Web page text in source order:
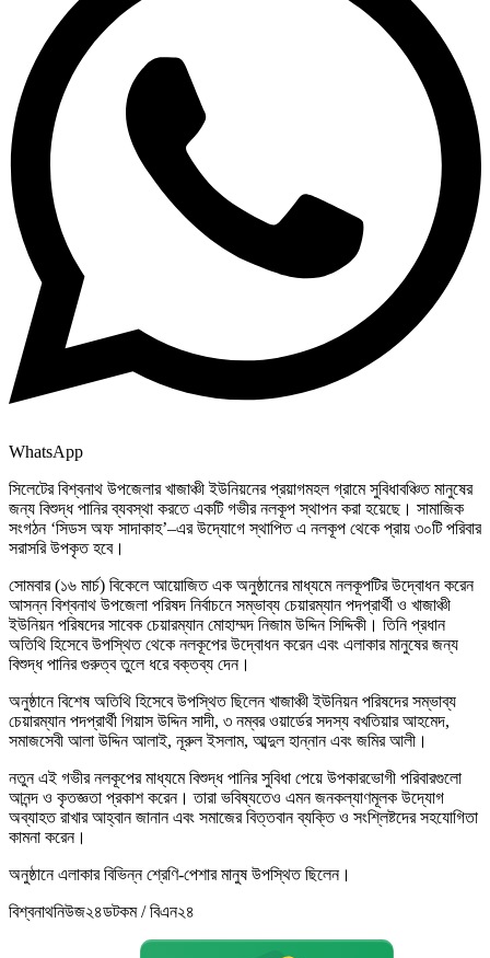
WhatsApp
সিলেটের বিশ্বনাথ উপজেলার খাজাঞ্চী ইউনিয়নের প্রয়াগমহল গ্রামে সুবিধাবঞ্চিত মানুষের
জন্য বিশুদ্ধ পানির ব্যবস্থা করতে একটি গভীর নলকূপ স্থাপন করা হয়েছে। সামাজিক
সংগঠন ‘সিডস অফ সাদাকাহ’–এর উদ্যোগে স্থাপিত এ নলকূপ থেকে প্রায় ৩০টি পরিবার
সরাসরি উপকৃত হবে।
সোমবার (১৬ মার্চ) বিকেলে আয়োজিত এক অনুষ্ঠানের মাধ্যমে নলকূপটির উদ্বোধন করেন
আসন্ন বিশ্বনাথ উপজেলা পরিষদ নির্বাচনে সম্ভাব্য চেয়ারম্যান পদপ্রার্থী ও খাজাঞ্চী
ইউনিয়ন পরিষদের সাবেক চেয়ারম্যান মোহাম্মদ নিজাম উদ্দিন সিদ্দিকী। তিনি প্রধান
অতিথি হিসেবে উপস্থিত থেকে নলকূপের উদ্বোধন করেন এবং এলাকার মানুষের জন্য
বিশুদ্ধ পানির গুরুত্ব তুলে ধরে বক্তব্য দেন।
অনুষ্ঠানে বিশেষ অতিথি হিসেবে উপস্থিত ছিলেন খাজাঞ্চী ইউনিয়ন পরিষদের সম্ভাব্য
চেয়ারম্যান পদপ্রার্থী গিয়াস উদ্দিন সাদী, ৩ নম্বর ওয়ার্ডের সদস্য বখতিয়ার আহমেদ,
সমাজসেবী আলা উদ্দিন আলাই, নূরুল ইসলাম, আব্দুল হান্নান এবং জমির আলী।
নতুন এই গভীর নলকূপের মাধ্যমে বিশুদ্ধ পানির সুবিধা পেয়ে উপকারভোগী পরিবারগুলো
আনন্দ ও কৃতজ্ঞতা প্রকাশ করেন। তারা ভবিষ্যতেও এমন জনকল্যাণমূলক উদ্যোগ
অব্যাহত রাখার আহ্বান জানান এবং সমাজের বিত্তবান ব্যক্তি ও সংশ্লিষ্টদের সহযোগিতা
কামনা করেন।
অনুষ্ঠানে এলাকার বিভিন্ন শ্রেণি-পেশার মানুষ উপস্থিত ছিলেন।
বিশ্বনাথনিউজ২৪ডটকম / বিএন২৪